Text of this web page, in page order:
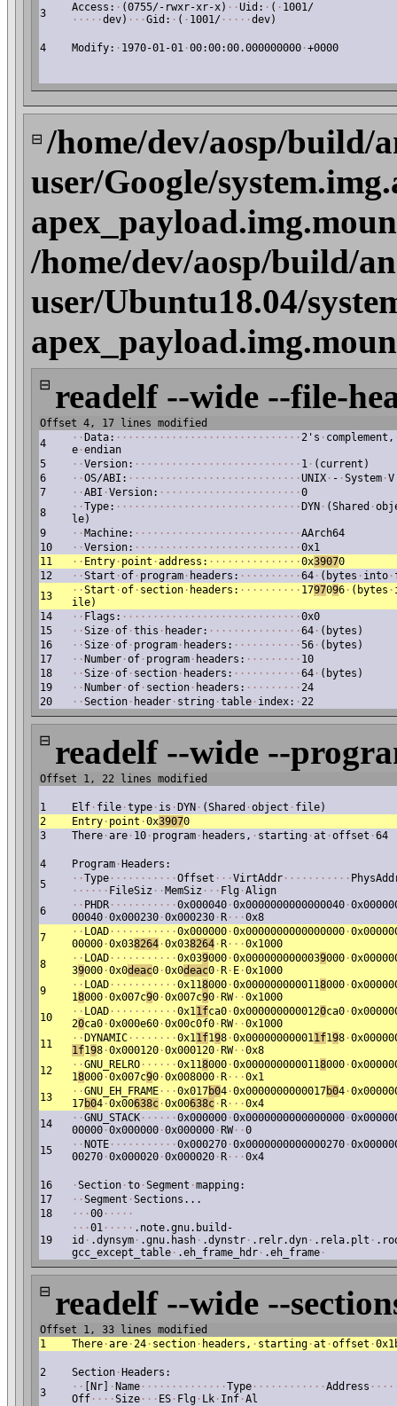
3
Access: · (0755/-rwxr-xr-x) · ·Uid: · ( · 1001/
· · · · ·dev) · · ·Gid: · ( · 1001/ · · · · ·dev)
4 Modify: · 1970-01-01 ·00:00:00.000000000 ·+0000
⊟ /home/dev/aosp/build/
user/Google/
/home/dev/aosp/build/
user/Ubuntu18.04/
⊟ readelf --wide --file-
Offset 4, 17 lines modified
4
· · Data: · · · · · · · · · · · · · · · · · · · · · · · · · · · · · ·2's · complement,
e ·endian
5
· ·Version: · · · · · · · · · · · · · · · · · · · · · · · · · · · 1 · (current)
6
· ·OS/ABI: · · · · · · · · · · · · · · · · · · · · · · · · · · · ·UNIX · - ·System ·V
7
· ·ABI ·Version: · · · · · · · · · · · · · · · · · · · · · · ·0
8
· ·Type: · · · · · · · · · · · · · · · · · · · · · · · · · · · · · · DYN · (Shared ·
le)
9
· · Machine: · · · · · · · · · · · · · · · · · · · · · · · · · · ·AArch64
10
· ·Version: · · · · · · · · · · · · · · · · · · · · · · · · · · ·0x1
11
· · Entry · point ·address: · · · · · · · · · · · · · · ·0x39070
12
· ·Start ·of · program · headers: · · · · · · · · · ·64 · (bytes · into ·
13
· ·Start ·of · section · headers: · · · · · · · · · · 1797096 · (bytes ·
ile)
14
· · Flags: · · · · · · · · · · · · · · · · · · · · · · · · · · · · ·0x0
15
· ·Size ·of ·this · header: · · · · · · · · · · · · · · ·64 · (bytes)
16
· ·Size ·of · program · headers: · · · · · · · · · · ·56 · (bytes)
17
· · Number ·of · program · headers: · · · · · · · · · 10
18
· ·Size ·of · section · headers: · · · · · · · · · · ·64 · (bytes)
19
· · Number ·of · section · headers: · · · · · · · · ·24
20
· ·Section · header · string ·table · index: ·22
⊟ readelf --wide --
Offset 1, 22 lines modified
1 Elf · file ·type · is · DYN · (Shared ·object · file)
2
Entry · point ·0x39070
3
There ·are · 10 · program · headers, · starting ·at ·offset ·64
4 Program · Headers:
5
· ·Type · · · · · · · · · · ·Offset · · ·VirtAddr · · · · · · · · · · ·
· · · · · · FileSiz · · MemSiz · · · Flg ·Align
6
· · PHDR · · · · · · · · · · ·0x000040 ·0x0000000000000040 ·
00040 ·0x000230 ·0x000230 · R · · ·0x8
7
· · LOAD · · · · · · · · · · ·0x000000 ·0x0000000000000000 ·
00000 ·0x038264 ·0x038264 · R · · ·0x1000
8
· · LOAD · · · · · · · · · · ·0x039000 ·0x0000000000039000 ·
39000 ·0x0deac0 ·0x0deac0 · R · E ·0x1000
9
· · LOAD · · · · · · · · · · ·0x118000 ·0x0000000000118000 ·
18000 ·0x007c90 ·0x007c90 · RW· ·0x1000
10
· · LOAD · · · · · · · · · · ·0x11fca0 ·0x0000000000120ca0 ·
20ca0 ·0x000e60 ·0x00c0f0 · RW· ·0x1000
11
· · DYNAMIC · · · · · · · ·0x11f198 ·0x000000000011f198 ·
1f198 ·0x000120 ·0x000120 · RW· ·0x8
12
· ·GNU_RELRO · · · · · ·0x118000 ·0x0000000000118000 ·
18000 ·0x007c90 ·0x008000 · R · · ·0x1
13
· ·GNU_EH_FRAME · · ·0x017b04 ·0x0000000000017b04 ·
17b04 ·0x00638c ·0x00638c · R · · ·0x4
14
· ·GNU_STACK · · · · · ·0x000000 ·0x0000000000000000 ·
00000 ·0x000000 ·0x000000 · RW· ·0
15
· · NOTE · · · · · · · · · · ·0x000270 ·0x0000000000000270 ·
00270 ·0x000020 ·0x000020 · R · · ·0x4
16 ·Section ·to ·Segment ·mapping:
17
· ·Segment ·Sections...
18
· · ·00 · · · · ·
19
· · ·01 · · · · · .note.gnu.build-
id · .dynsym · .gnu.hash · .dynstr · .relr.dyn · .rela.plt ·
gcc_except_table · .eh_frame_hdr · .eh_frame ·
⊟ readelf --wide --
Offset 1, 33 lines modified
1
There ·are ·24 · section · headers, · starting ·at ·offset ·
2 Section · Headers:
3
· · [Nr] · Name · · · · · · · · · · · · · ·Type · · · · · · · · · · · ·Address · · · ·
Off · · · ·Size · · · ES · Flg · Lk · Inf ·Al